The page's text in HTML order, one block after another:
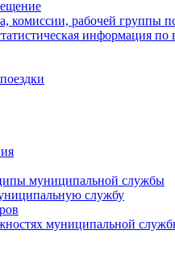
комиссии, рабочей
информация
муниципальной службы
службу
муниципальной